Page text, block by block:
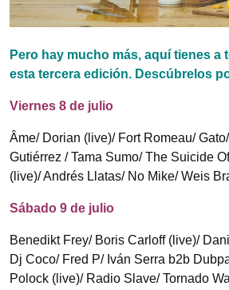
Pero hay mucho más, aquí tienes a
esta tercera edición. Descúbrelos
Viernes 8 de julio
Âme/ Dorian (live)/ Fort Romeau/
Gutiérrez / Tama Sumo/ The Suicide
(live)/ Andrés Llatas/ No Mike/ Weis
Sábado 9 de julio
Benedikt Frey/ Boris Carloff (live)/
Dj Coco/ Fred P/ Iván Serra b2b
Polock (live)/ Radio Slave/ Tornado